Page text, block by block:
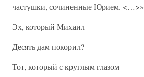
частушки, сочиненные Юрием. <…>»
Эх, который Михаил
Десять дам покорил?
Тот, который с круглым глазом